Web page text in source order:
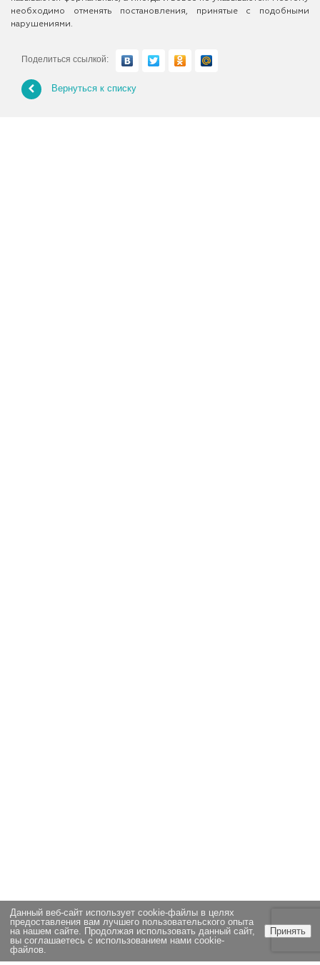
необходимо отменять постановления, принятые с подобными
нарушениями.
Поделиться ссылкой:
Вернуться к списку
Данный веб-сайт использует cookie-файлы в целях
предоставления вам лучшего пользовательского опыта
на нашем сайте. Продолжая использовать данный сайт,
вы соглашаетесь с использованием нами cookie-
файлов.
Принять